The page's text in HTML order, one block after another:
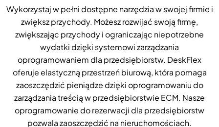
Wykorzystaj w pełni dostępne narzędzia w swojej firmie i
zwiększ przychody. Możesz rozwijać swoją firmę,
zwiększając przychody i ograniczając niepotrzebne
wydatki dzięki systemowi zarządzania
oprogramowaniem dla przedsiębiorstw. DeskFlex
oferuje elastyczną przestrzeń biurową, która pomaga
zaoszczędzić pieniądze dzięki oprogramowaniu do
zarządzania treścią w przedsiębiorstwie ECM. Nasze
oprogramowanie do rezerwacji dla przedsiębiorstw
pozwala zaoszczędzić na nieruchomościach.